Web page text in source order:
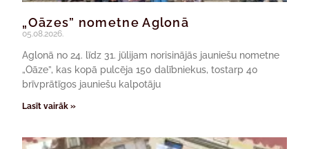
„Oāzes” nometne Aglonā
05.08.2026.
Aglonā no 24. līdz 31. jūlijam norisinājās jauniešu nometne
„Oāze”, kas kopā pulcēja 150 dalībniekus, tostarp 40
brīvprātīgos jauniešu kalpotāju
Lasīt vairāk »